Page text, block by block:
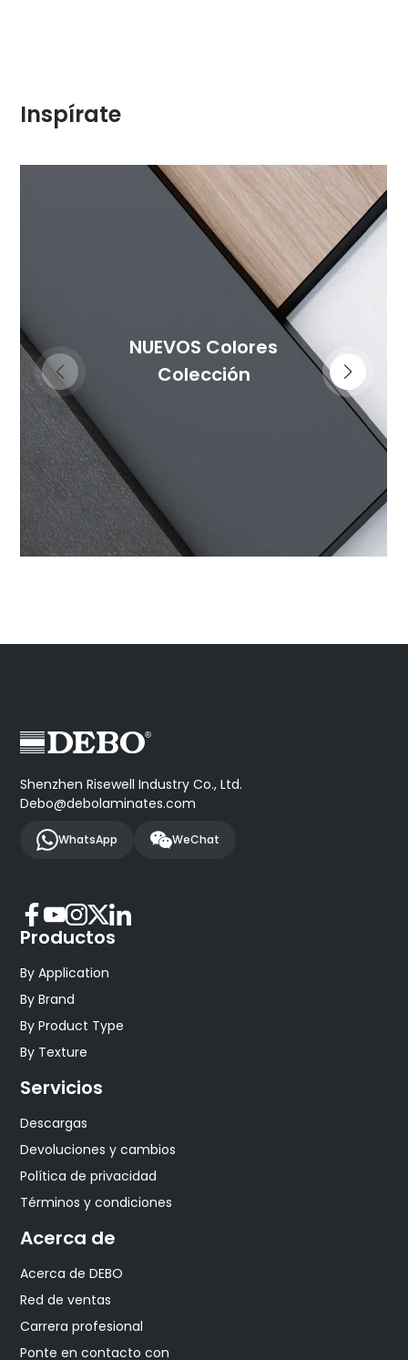
Inspírate
NUEVOS Colores
Colección
Shenzhen Risewell Industry Co., Ltd.
Debo@debolaminates.com
WhatsApp WeChat
Productos
By Application
By Brand
By Product Type
By Texture
Servicios
Descargas
Devoluciones y cambios
Política de privacidad
Términos y condiciones
Acerca de
Acerca de DEBO
Red de ventas
Carrera profesional
Ponte en contacto con